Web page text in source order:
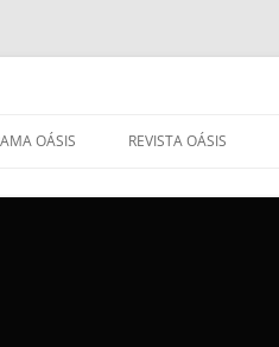
OÁSIS REVISTA OÁSIS